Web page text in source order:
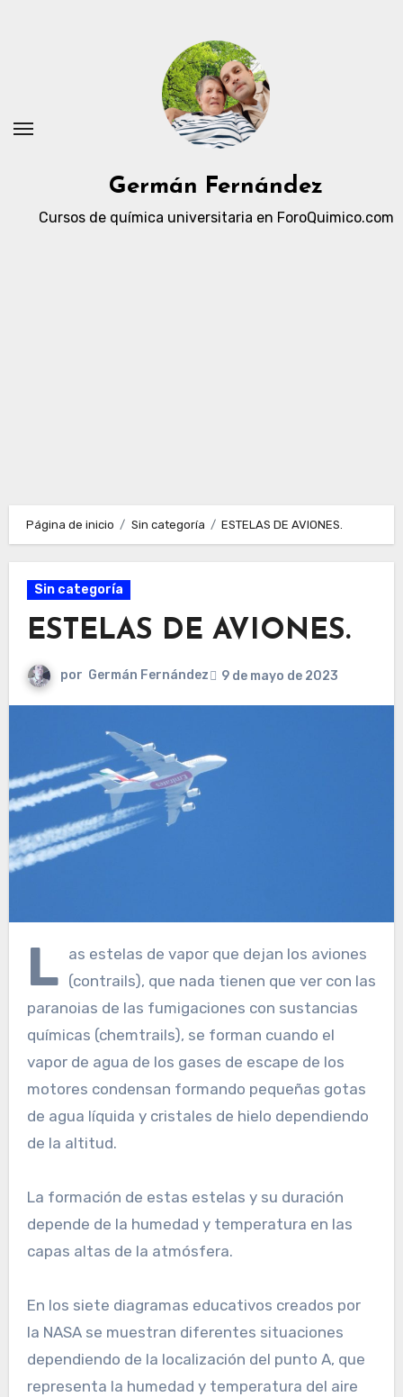
Germán Fernández
Cursos de química universitaria en ForoQuimico.com
Página de inicio Sin categoría ESTELAS DE AVIONES.
Sin categoría
ESTELAS DE AVIONES.
por Germán Fernández 9 de mayo de 2023
L as estelas de vapor que dejan los aviones
(contrails), que nada tienen que ver con las
paranoias de las fumigaciones con sustancias
químicas (chemtrails), se forman cuando el
vapor de agua de los gases de escape de los
motores condensan formando pequeñas gotas
de agua líquida y cristales de hielo dependiendo
de la altitud.
La formación de estas estelas y su duración
depende de la humedad y temperatura en las
capas altas de la atmósfera.
En los siete diagramas educativos creados por
la NASA se muestran diferentes situaciones
dependiendo de la localización del punto A, que
representa la humedad y temperatura del aire